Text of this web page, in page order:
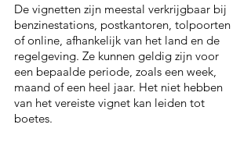
De vignetten zijn meestal verkrijgbaar bij
benzinestations, postkantoren, tolpoorten
of online, afhankelijk van het land en de
regelgeving. Ze kunnen geldig zijn voor
een bepaalde periode, zoals een week,
maand of een heel jaar. Het niet hebben
van het vereiste vignet kan leiden tot
boetes.